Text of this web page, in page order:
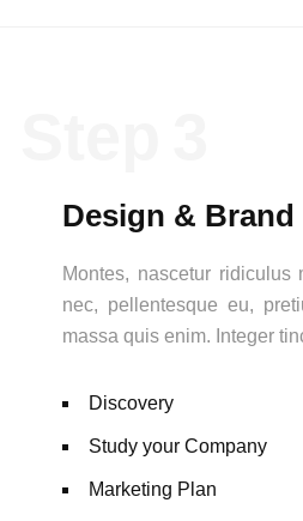
Design & Brand
Montes, nascetur
nec, pellentesque eu,
massa quis enim. Integer
Discovery
Study your Company
Marketing Plan